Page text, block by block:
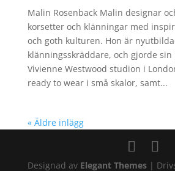
Malin Rosenback Malin designar
korsetter och klänningar med
och goth kulturen. Hon är
klänningsskräddare, och gjorde sin
Vivienne Westwood studion i
ready to wear i små skalor, samt...
« Äldre inlägg
Designad av Elegant Themes|